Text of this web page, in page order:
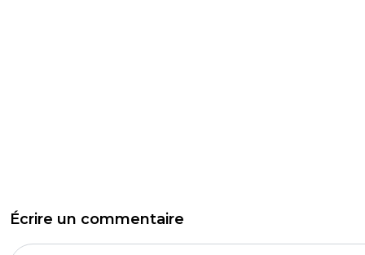
Écrire un commentaire